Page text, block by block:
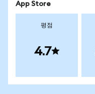
App Store
평점
4.7